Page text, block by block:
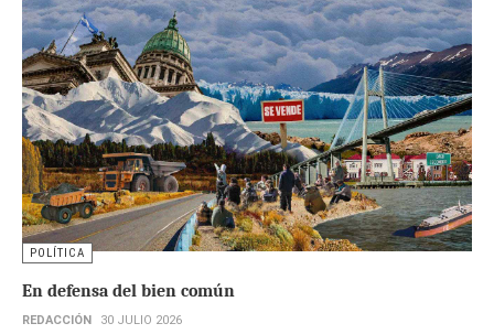
POLÍTICA
En defensa del bien común
REDACCIÓN 30 JULIO 2026